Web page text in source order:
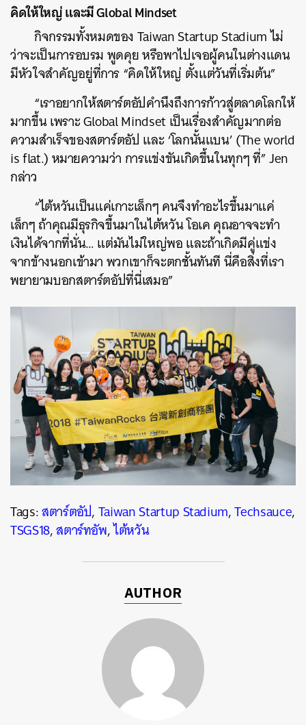
คิดให้ใหญ่ และมี Global Mindset
กิจกรรมทั้งหมดของ Taiwan Startup Stadium ไม่
ว่าจะเป็นการอบรม พูดคุย หรือพาไปเจอผู้คนในต่างแดน
มีหัวใจสำคัญอยู่ที่การ “คิดให้ใหญ่ ตั้งแต่วันที่เริ่มต้น”
“เราอยากให้สตาร์ตอัปคำนึงถึงการก้าวสู่ตลาดโลกให้
มากขึ้น เพราะ Global Mindset เป็นเรื่องสำคัญมากต่อ
ความสำเร็จของสตาร์ตอัป และ ‘โลกนั้นแบน’ (The world
is flat.)หมายความว่าการแข่งขันเกิดขึ้นในทุกๆ ที่” Jen
กล่าว
“ไต้หวันเป็นแค่เกาะเล็กๆ คนจึงทำอะไรขึ้นมาแค่
เล็กๆ ถ้าคุณมีธุรกิจขึ้นมาในไต้หวัน โอเค คุณอาจจะทำ
เงินได้จากที่นั่น… แต่มันไม่ใหญ่พอ และถ้าเกิดมีคู่แข่ง
จากข้างนอกเข้ามา พวกเขาก็จะตกชั้นทันที นี่คือสิ่งที่เรา
พยายามบอกสตาร์ตอัปที่นี่เสมอ”
Tags:สตาร์ตอัป,Taiwan Startup Stadium,Techsauce,
TSGS18,สตาร์ทอัพ,ไต้หวัน
AUTHOR